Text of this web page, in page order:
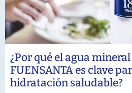
¿Por qué el agua
FUENSANTA es clave
hidratación saludable?